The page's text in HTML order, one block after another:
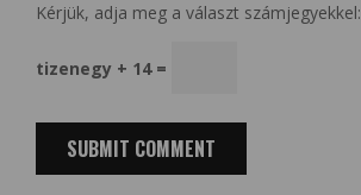
Kérjük, adja meg a választ számjegyekkel:
tizenegy + 14 =